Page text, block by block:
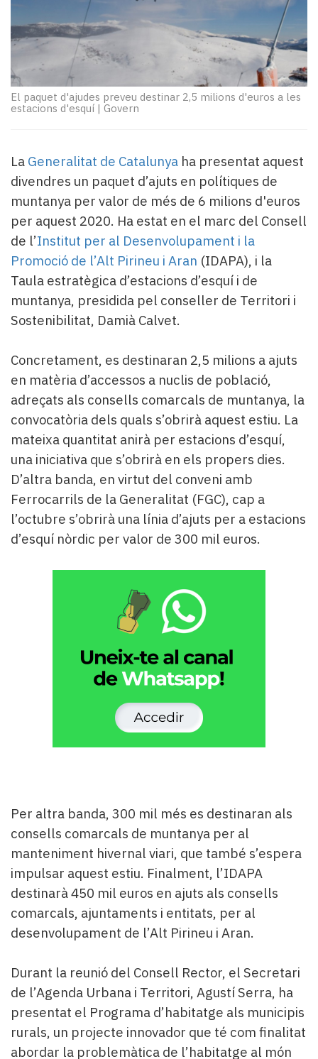
A
escena!
teva!
Subscriptors
del
Pallars
Contingut
patrocinat
Lo
més
llegit...
Editorial
El paquet d'ajudes preveu destinar 2,5 milions d'euros a les
estacions d'esquí | Govern
La Generalitat de Catalunya ha presentat aquest
divendres un paquet d’ajuts en polítiques de
muntanya per valor de més de 6 milions d'euros
per aquest 2020. Ha estat en el marc del Consell
de l’Institut per al Desenvolupament i la
Promoció de l’Alt Pirineu i Aran (IDAPA), i la
Taula estratègica d’estacions d’esquí i de
muntanya, presidida pel conseller de Territori i
Sostenibilitat, Damià Calvet.
Concretament, es destinaran 2,5 milions a ajuts
en matèria d’accessos a nuclis de població,
adreçats als consells comarcals de muntanya, la
convocatòria dels quals s’obrirà aquest estiu. La
mateixa quantitat anirà per estacions d’esquí,
una iniciativa que s’obrirà en els propers dies.
D’altra banda, en virtut del conveni amb
Ferrocarrils de la Generalitat (FGC), cap a
l’octubre s’obrirà una línia d’ajuts per a estacions
d’esquí nòrdic per valor de 300 mil euros.
Per altra banda, 300 mil més es destinaran als
consells comarcals de muntanya per al
manteniment hivernal viari, que també s’espera
impulsar aquest estiu. Finalment, l’IDAPA
destinarà 450 mil euros en ajuts als consells
comarcals, ajuntaments i entitats, per al
desenvolupament de l’Alt Pirineu i Aran.
Durant la reunió del Consell Rector, el Secretari
de l’Agenda Urbana i Territori, Agustí Serra, ha
presentat el Programa d’habitatge als municipis
rurals, un projecte innovador que té com finalitat
abordar la problemàtica de l’habitatge al món